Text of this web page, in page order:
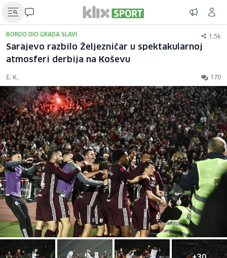
BORDO DIO GRADA SLAVI 1.5k
Sarajevo razbilo Željezničar u spektakularnoj
atmosferi derbija na Koševu
E. K. 170